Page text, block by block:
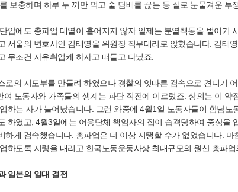
보충하며 하루 두 끼만 먹고 술 담배를 끊는 등 실로 눈물겨운 투
압에도 총파업 대열이 흩어지지 않자 일제는 분열책동을 벌이기
서울의 변호사인 김태영을 위원장 직무대리로 앉혔습니다. 김태
무조건 자유취업케 하자고 떠들고 다녔죠.
로의 지도부를 만들려 하였으나 경찰의 잇따른 검속으로 견디기
여 노동자와 가족들의 생계는 파탄 직전에 이르렀죠. 상의는 이
하는 자가 늘어났습니다. 그런 와중에 4월1일 노동자들이 함남
하였고, 4월3일에는 어용단체 책임자의 집이 습격당하여 중상을
하게 검속했습니다. 총파업은 더 이상 지탱할 수가 없었습니다.
하도록 지령을 내리고 한국노동운동사상 최대규모의 원산 총파
일본의 일대 결전